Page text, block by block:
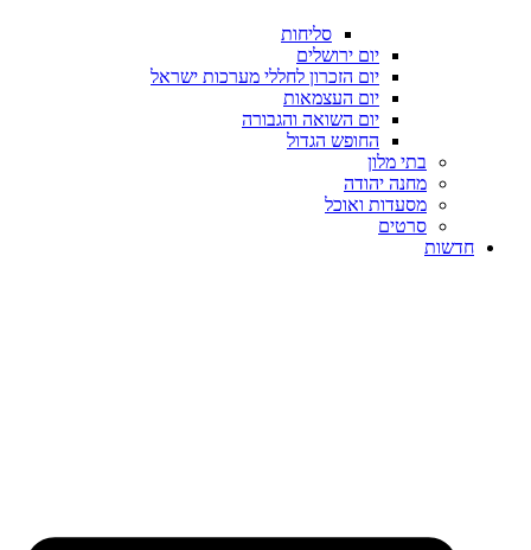
סליחות
יום ירושלים
יום הזכרון לחללי מערכות ישראל
יום העצמאות
יום השואה והגבורה
החופש הגדול
בתי מלון
מחנה יהודה
מסעדות ואוכל
סרטים
חדשות